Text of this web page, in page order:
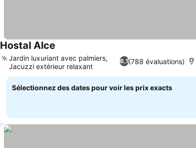
Hostal Alce
6,1(788 évaluations)
Jardin luxuriant avec palmiers,
Jacuzzi extérieur relaxant
Sélectionnez des dates pour voir les prix exacts